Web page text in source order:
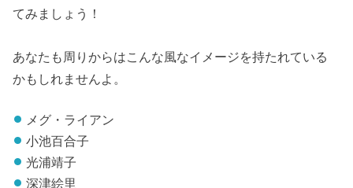
てみましょう！
あなたも周りからはこんな風なイメージを持たれている
かもしれませんよ。
メグ・ライアン
小池百合子
光浦靖子
深津絵里